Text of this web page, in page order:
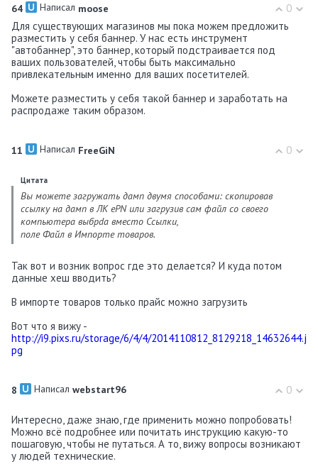
0
64 Написал moose
Для существующих магазинов мы пока можем предложить
разместить у себя баннер. У нас есть инструмент
"автобаннер", это баннер, который подстраивается под
ваших пользователей, чтобы быть максимально
привлекательным именно для ваших посетителей.
Можете разместить у себя такой баннер и заработать на
распродаже таким образом.
0
11 Написал FreeGiN
Цитата
Вы можете загружать дамп двумя способами: скопировав
ссылку на дамп в ЛК ePN или загрузив сам файл со своего
компьютера выбрdа вместо Ссылки,
поле Файл в Импорте товаров.
Так вот и возник вопрос где это делается? И куда потом
данные хеш вводить?
В импорте товаров только прайс можно загрузить
Вот что я вижу -
http://i9.pixs.ru/storage/6/4/4/2014110812_8129218_14632644.j
pg
0
8 Написал webstart96
Интересно, даже знаю, где применить можно попробовать!
Можно всё подробнее или почитать инструкцию какую-то
пошаговую, чтобы не путаться. А то, вижу вопросы возникают
у людей технические.